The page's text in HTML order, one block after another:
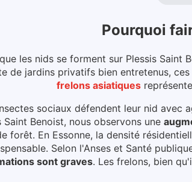
Pourquoi
les nids se forment sur Plessis Saint
de jardins privatifs bien entretenus,
frelons asiatiques
sociaux défendent leur nid avec
Saint Benoist, nous observons une
forêt. En Essonne, la densité
Selon l'Anses et Santé
sont graves. Les frelons, bien